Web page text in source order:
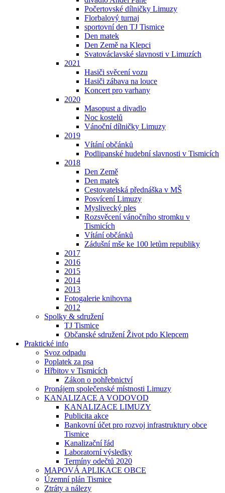
Počertovské dílničky Limuzy
Florbalový turnaj
sportovní den TJ Tismice
Den matek
Den Země na Klepci
Svatováclavské slavnosti v Limuzích
2021
Hasiči svěcení vozu
Hasiči zábava na louce
Koncert pro varhany
2020
Masopust a divadlo
Noc kostelů
Vánoční dílničky Limuzy
2019
Vítání občánků
Podlipanské hudební slavnosti v Tismicích
2018
Den Země
Den matek
Cestovatelská přednáška v MŠ
Posvícení Limuzy
Myslivecký ples
Rozsvěcení vánočního stromku v
Tismicích
Vítání občánků
Zádušní mše ke 100 letům republiky
2017
2016
2015
2014
2013
Fotogalerie knihovna
2012
Spolky & sdružení
TJ Tismice
Občanské sdružení Život pdo Klepcem
Praktické info
Svoz odpadu
Poplatek za psa
Hřbitov v Tismicích
Zákon o pohřebnictví
Pronájem společenské místnosti Limuzy
KANALIZACE A VODOVOD
KANALIZACE LIMUZY
Publicita akce
Bankovní účet pro rozvoj infrastruktury obce
Tismice
Kanalizační řád
Laboratorní výsledky
Termíny odečtů 2020
MAPOVÁ APLIKACE OBCE
Územní plán Tismice
Ztráty a nálezy